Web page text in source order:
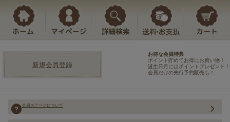
新規会員登録
お得な会員特典
ポイント貯めてお得にお買い物！
誕生日月にはポイントプレゼント！
会員だけの先行予約販売も！
会員ステージについて